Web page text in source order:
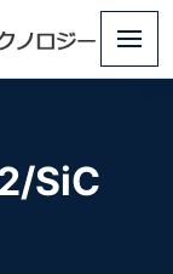
メ
SiC